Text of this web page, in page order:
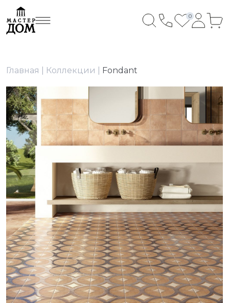
0
Главная Коллекции Fondant